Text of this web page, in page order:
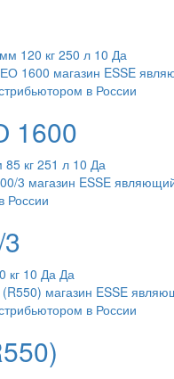
120 кг 250 л 10 Да
кг 251 л 10 Да
кг 10 Да Да